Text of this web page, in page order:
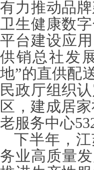
有力推动品
卫生健康数
平台建设应
供销总社发
地”的直供配
民政厅组织
区，建成居
老服务中心
下半年，
务业高质量